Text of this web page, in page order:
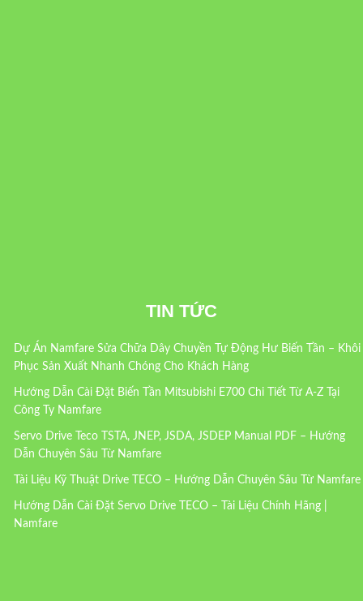
TIN TỨC
Dự Án Namfare Sửa Chữa Dây Chuyền Tự Động Hư Biến Tần – Khôi
Phục Sản Xuất Nhanh Chóng Cho Khách Hàng
Hướng Dẫn Cài Đặt Biến Tần Mitsubishi E700 Chi Tiết Từ A-Z Tại
Công Ty Namfare
Servo Drive Teco TSTA, JNEP, JSDA, JSDEP Manual PDF – Hướng
Dẫn Chuyên Sâu Từ Namfare
Tài Liệu Kỹ Thuật Drive TECO – Hướng Dẫn Chuyên Sâu Từ Namfare
Hướng Dẫn Cài Đặt Servo Drive TECO – Tài Liệu Chính Hãng |
Namfare